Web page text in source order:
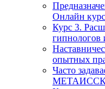
Онлайн курс
Курс 3.
гипнологов
опытных
Часто